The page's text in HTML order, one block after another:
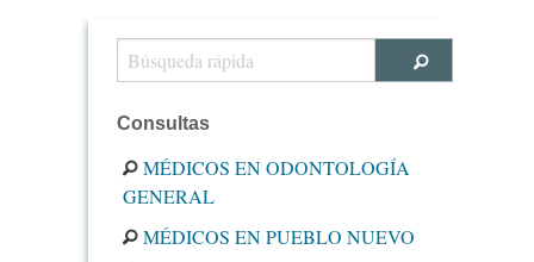
Consultas
MÉDICOS EN ODONTOLOGÍA
GENERAL
MÉDICOS EN PUEBLO NUEVO